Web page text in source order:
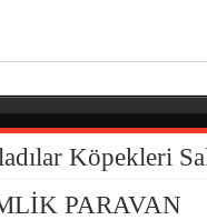
Köpekleri
PARAVAN